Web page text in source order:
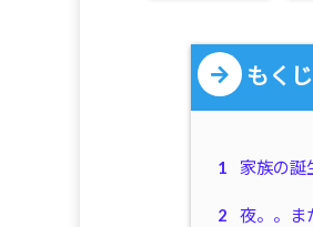
もくじ
1 家族の誕
2 夜。。ま